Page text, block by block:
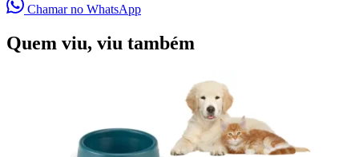
Chamar no WhatsApp
Quem viu, viu também